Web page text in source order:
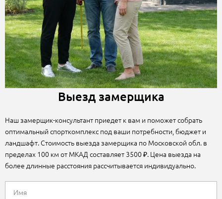
Выезд замерщика
Наш замерщик-консультант приедет к вам и поможет собрать
оптимальный спорткомплекс под ваши потребности, бюджет и
ландшафт. Стоимость выезда замерщика по Московской обл. в
пределах 100 км от МКАД составляет 3500 ₽. Цена выезда на
более длинные расстояния рассчитывается индивидуально.